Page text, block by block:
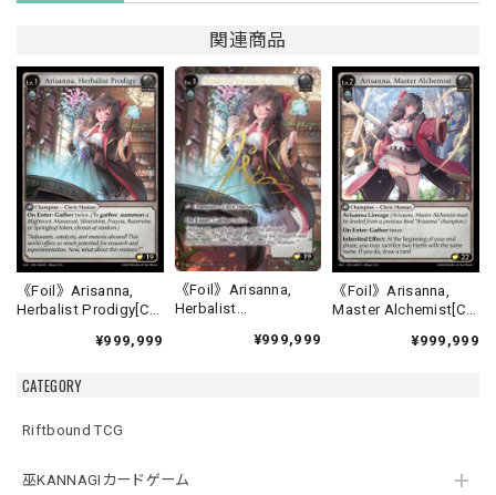
CATEGORY
Riftbound TCG
巫KANNAGIカードゲーム
関連商品
《Foil》Arisanna,
Herbalist Prodigy[C]
¥999,999
《Foil》Arisanna,
Herbalist
¥999,999
《Foil》Arisanna,
Master Alchemist[C]
¥999,999